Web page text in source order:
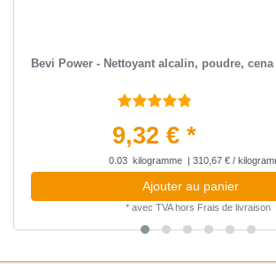
Bevi Power - Nettoyant alcalin, poudre,
9,32 € *
0.03 kilogramme | 310,67 € /
Ajouter au panier
* avec TVAhors Frais de livraison